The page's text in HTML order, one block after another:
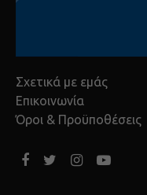
Σχετικά με εμάς
Επικοινωνία
Όροι & Προϋποθέσεις